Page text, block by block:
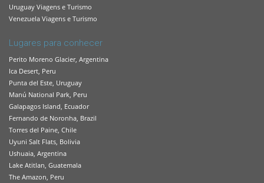
Uruguay Viagens e Turismo
Venezuela Viagens e Turismo
Lugares para conhecer
Perito Moreno Glacier, Argentina
Ica Desert, Peru
Punta del Este, Uruguay
Manú National Park, Peru
Galapagos Island, Ecuador
Fernando de Noronha, Brazil
Torres del Paine, Chile
Uyuni Salt Flats, Bolivia
Ushuaia, Argentina
Lake Atitlan, Guatemala
The Amazon, Peru